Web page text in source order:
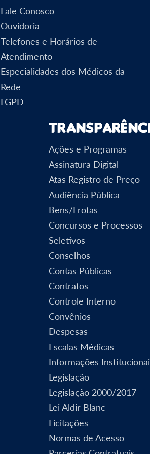
Fale Conosco
Ouvidoria
Telefones e Horários de
Atendimento
Especialidades dos Médicos da
Rede
LGPD
Ações e Programas
Assinatura Digital
Atas Registro de Preço
Audiência Pública
Bens/Frotas
Concursos e Processos
Seletivos
Conselhos
Contas Públicas
Contratos
Controle Interno
Convênios
Despesas
Escalas Médicas
Informações
Legislação
Legislação 2000/2017
Lei Aldir Blanc
Licitações
Normas de Acesso